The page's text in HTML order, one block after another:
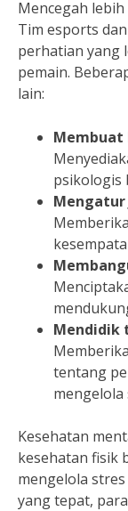
Mencegah
Tim esports
perhatian yang
pemain.
lain:
Membuat
psikologis
Mengatur
Mendidik
tentang
mengelola
Kesehatan
kesehatan fisik
mengelola
yang tepat,